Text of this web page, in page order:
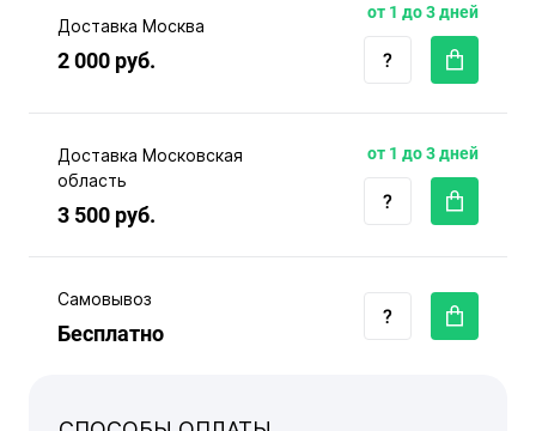
Доставка Москва
2 000 руб.
от 1 до 3 дней
Доставка Московская
область
3 500 руб.
от 1 до 3 дней
Самовывоз
Бесплатно